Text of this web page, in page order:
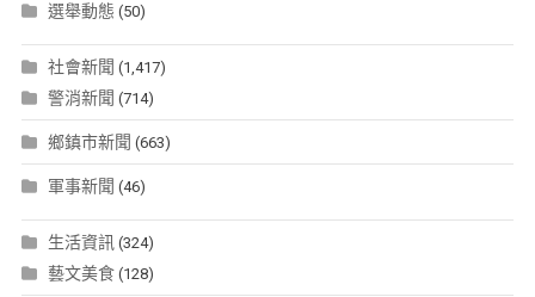
選舉動態 (50)
社會新聞 (1,417)
警消新聞 (714)
鄉鎮市新聞 (663)
軍事新聞 (46)
生活資訊(324)
藝文美食(128)